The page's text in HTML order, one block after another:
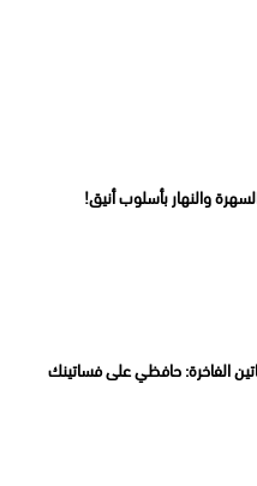
والنهار بأسلوب أنيق!
الفاخرة: حافظي على فساتينك